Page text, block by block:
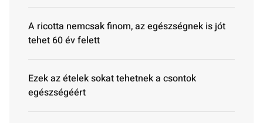
A ricotta nemcsak finom, az egészségnek is jót
tehet 60 év felett
Ezek az ételek sokat tehetnek a csontok
egészségéért